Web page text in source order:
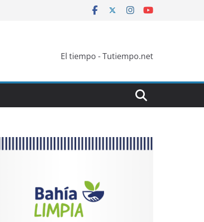
El tiempo - Tutiempo.net